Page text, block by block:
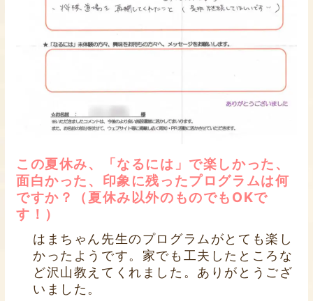
この夏休み、「なるには」で楽しかった、
面白かった、印象に残ったプログラムは何
ですか？（夏休み以外のものでもOKで
す！）
はまちゃん先生のプログラムがとても楽し
かったようです。家でも工夫したところな
ど沢山教えてくれました。ありがとうござ
いました。